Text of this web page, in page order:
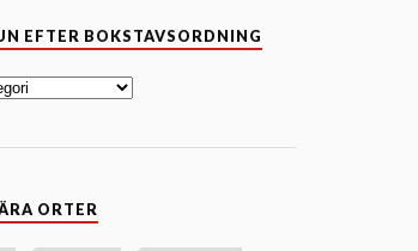
EFTER BOKSTAVSORDNING
e
ORTER